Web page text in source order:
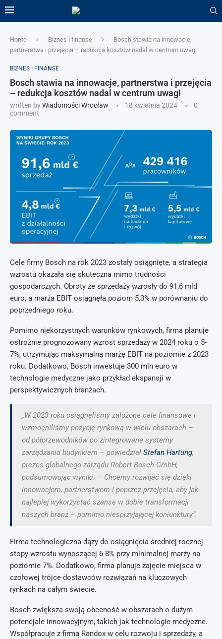
Home Biznes i finanse
Bosch stawia na innowacje,
partnerstwa i przejęcia – redukcja kosztów nadal w centrum uwagi
BIZNES I FINANSE
Bosch stawia na innowacje, partnerstwa i przejęcia
– redukcja kosztów nadal w centrum uwagi
written byWiadomości Wrocław 18 kwietnia 2024
0
comment
Cele firmy Bosch na rok 2023 zostały osiągnięte, a strategia
wzrostu okazała się skuteczna mimo trudności
gospodarczych. Obroty ze sprzedaży wzrosły do 91,6 mld
euro, a marża EBIT osiągnęła poziom 5,3% w porównaniu do
poprzedniego roku.
Pomimo niekorzystnych warunków rynkowych, firma planuje
ostrożnie prognozowany wzrost sprzedaży w 2024 roku o 5-
7%, utrzymując maksymalną marżę EBIT na poziomie z 2023
roku. Dodatkowo, Bosch inwestuje 300 mln euro w
technologie medyczne jako przykład ekspansji w
perspektywicznych branżach.
„W 2023 roku osiągnęliśmy założone cele finansowe i
wzmocniliśmy pozycję rynkową w wielu obszarach –
od półprzewodników po zintegrowane systemy
zarządzania budynkiem – powiedział Stefan Hartung,
prezes globalnego zarządu Robert Bosch GmbH,
podsumowując wyniki. – Chcemy rozwijać się dzięki
innowacjom, partnerstwom i poprzez przejęcia, aby jak
najlepiej wykorzystać szanse w dobie transformacji
naszych branż – pomimo niesprzyjającej koniunktury”.
Firma technologiczna dąży do osiągnięcia średniej rocznej
stopy wzrostu wynoszącej 6-8% przy minimalnej marży na
poziomie 7%. Dodatkowo, firma planuje zajęcie miejsca w
czołowej trójce dostawców rozwiązań na kluczowych
rynkach na całym świecie.
Bosch zwiększa swoją obecność w obszarach o dużym
potencjale innowacyjnym, takich jak technologie medyczne.
Współpracuje z firmą Randox w celu rozwoju i sprzedaży, a